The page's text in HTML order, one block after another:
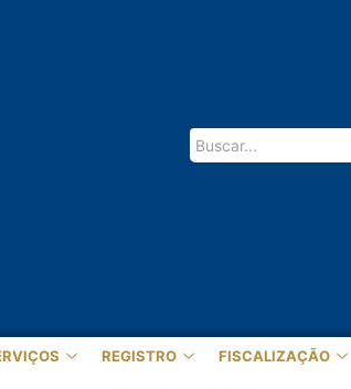
REGISTRO FISCALIZAÇÃO